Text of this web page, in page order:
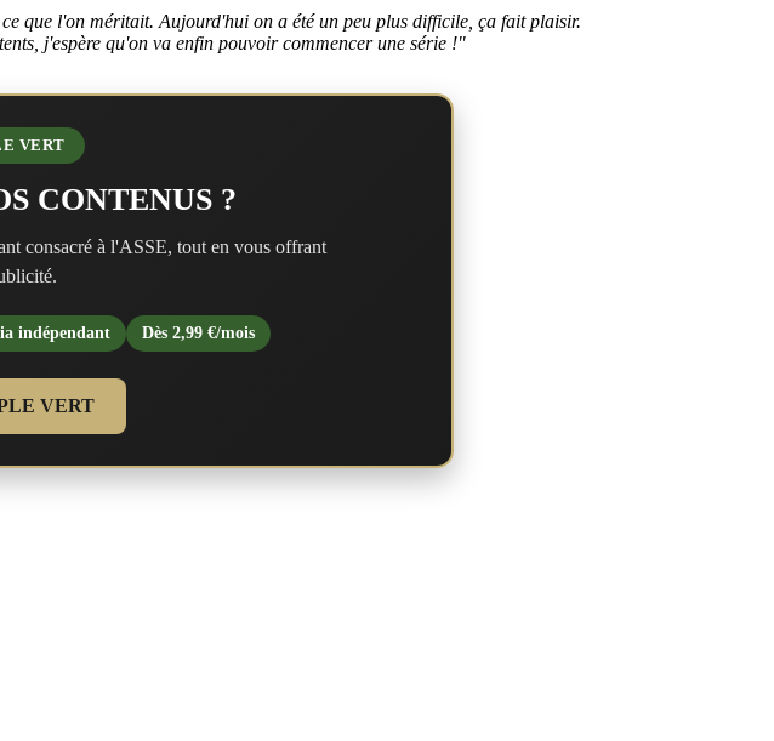
que l'on méritait. Aujourd'hui on a été un peu plus difficile, ça fait plaisir.
j'espère qu'on va enfin pouvoir commencer une série !"
VERT
CONTENUS ?
consacré à l'ASSE, tout en vous offrant
indépendant Dès 2,99 €/mois
VERT